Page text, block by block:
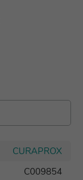
CURAPROX
C009854